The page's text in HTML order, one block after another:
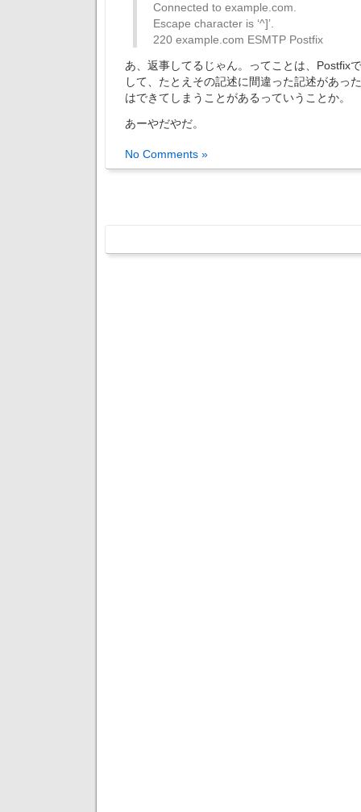
Connected to example.com.
Escape character is ‘^]’.
220 example.com ESMTP Postfix
あ、返事してるじゃん。ってことは、Postfix
して、たとえその記述に間違った記述があっ
はできてしまうことがあるっていうことか。
あーやだやだ。
No Comments »